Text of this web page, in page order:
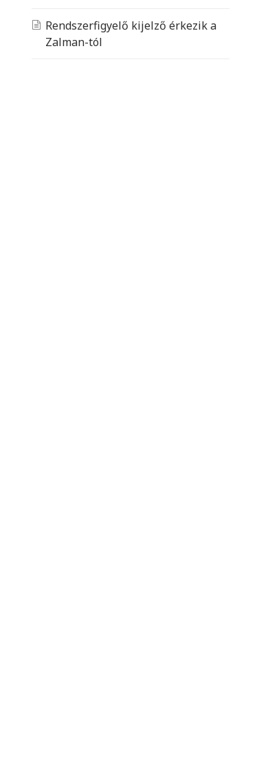
Rendszerfigyelő kijelző érkezik a
Zalman-tól